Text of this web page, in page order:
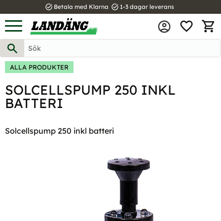
Meny
task_alt Betala med Klarna task_alt 1-3 dagar leverans
ALLA PRODUKTER
SOLCELLSPUMP 250 INKL
BATTERI
Solcellspump 250 inkl batteri